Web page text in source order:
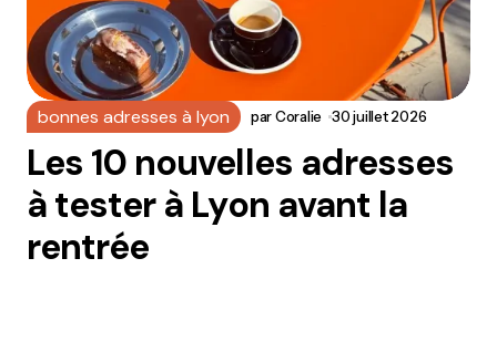
bonnes adresses à lyon parCoralie 30 juillet 2026
Les 10 nouvelles adresses
à tester à Lyon avant la
rentrée